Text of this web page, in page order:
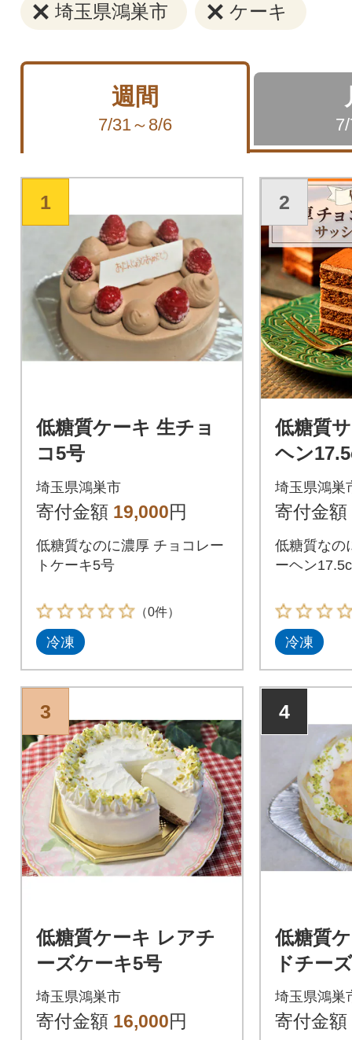
埼玉県鴻巣市 ケーキ
週間
7/31～8/6
1
低糖質ケーキ 生チョ
コ5号
埼玉県鴻巣市
寄付金額 19,000円
低糖質なのに濃厚 チョコレー
トケーキ5号
（0件）
冷凍
2
低糖質
ヘン
埼玉県鴻巣
寄付金額
低糖質なの
ーヘン
冷凍
3
低糖質ケーキ レアチ
ーズケーキ5号
埼玉県鴻巣市
寄付金額 16,000円
4
低糖質
ドチー
埼玉県鴻巣
寄付金額